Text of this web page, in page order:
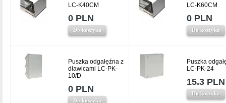
LC-K40CM
0 PLN
Do koszyka
LC-K60CM
0 PLN
Do koszyka
Puszka odgałęźna z
dławicami LC-PK-
10/D
0 PLN
Do koszyka
Puszka
LC-PK-24
15.3 PLN
Do koszyka